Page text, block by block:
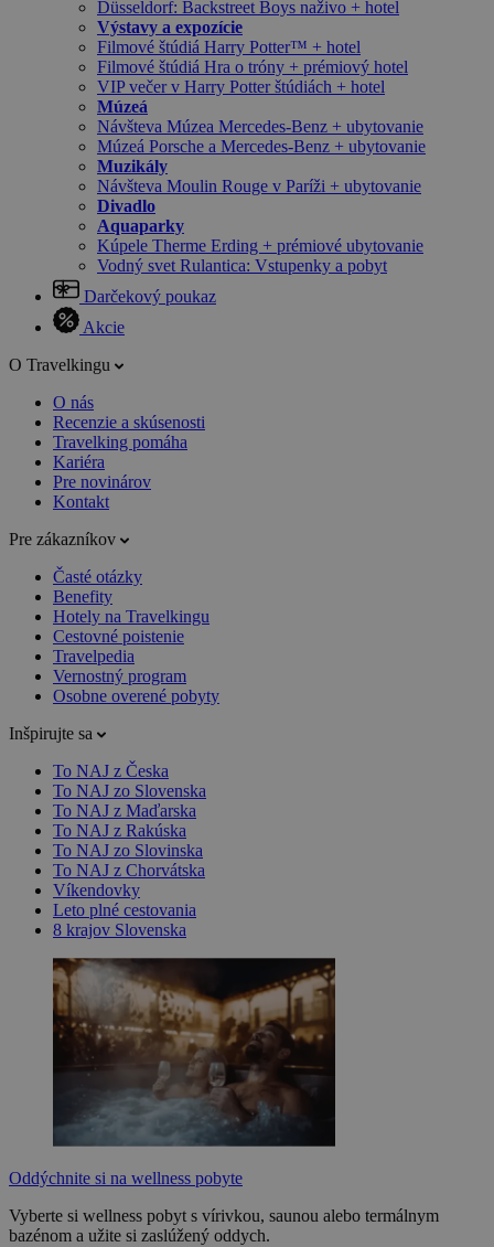
Düsseldorf: Backstreet Boys naživo + hotel
Výstavy a expozície
Filmové štúdiá Harry Potter™ + hotel
Filmové štúdiá Hra o tróny + prémiový hotel
VIP večer v Harry Potter štúdiách + hotel
Múzeá
Návšteva Múzea Mercedes-Benz + ubytovanie
Múzeá Porsche a Mercedes-Benz + ubytovanie
Muzikály
Návšteva Moulin Rouge v Paríži + ubytovanie
Divadlo
Aquaparky
Kúpele Therme Erding + prémiové ubytovanie
Vodný svet Rulantica: Vstupenky a pobyt
Darčekový poukaz
Akcie
O Travelkingu
O nás
Recenzie a skúsenosti
Travelking pomáha
Kariéra
Pre novinárov
Kontakt
Pre zákazníkov
Časté otázky
Benefity
Hotely na Travelkingu
Cestovné poistenie
Travelpedia
Vernostný program
Osobne overené pobyty
Inšpirujte sa
To NAJ z Česka
To NAJ zo Slovenska
To NAJ z Maďarska
To NAJ z Rakúska
To NAJ zo Slovinska
To NAJ z Chorvátska
Víkendovky
Leto plné cestovania
8 krajov Slovenska
Oddýchnite si na wellness pobyte
Vyberte si wellness pobyt s vírivkou, saunou alebo termálnym
bazénom a užite si zaslúžený oddych.